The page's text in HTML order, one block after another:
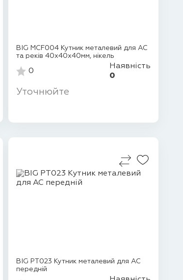
BIG MCF004 Кутник металевий для АС
та реків 40х40х40мм, нікель
0
Наявність
0
Уточнюйте
BIG PT023 Кутник металевий для АС
передній